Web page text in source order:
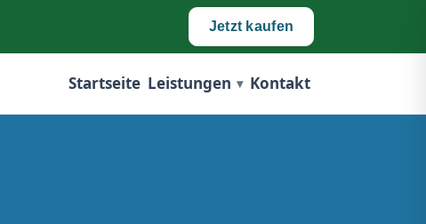
Jetzt kaufen
Startseite Leistungen Kontakt